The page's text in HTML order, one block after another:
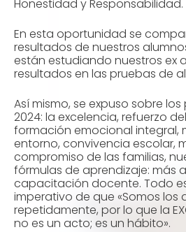
Honestidad y Responsabilidad.
En esta oportunidad se
resultados de nuestros
están estudiando nuestros ex
resultados en las pruebas de
Así mismo, se expuso sobre
2024: la excelencia, refuerzo
formación emocional integral,
entorno, convivencia escolar,
compromiso de las familias,
fórmulas de aprendizaje: más
capacitación docente. Todo
imperativo de que «Somos los
repetidamente, por lo que la
no es un acto; es un hábito».